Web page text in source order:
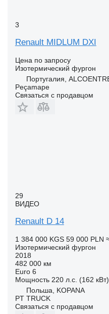
3
Renault MIDLUM DXI
Цена по запросу
Изотермический фургон
Португалия,
Peçamape
Связаться с продавцом
29
ВИДЕО
Renault D 14
1 384 000 KGS 59 000 PLN
Изотермический фургон
2018
482 000 км
Euro 6
Мощность 220 л.с. (162 кВт)
Польша, KOPANA
PT TRUCK
Связаться с продавцом